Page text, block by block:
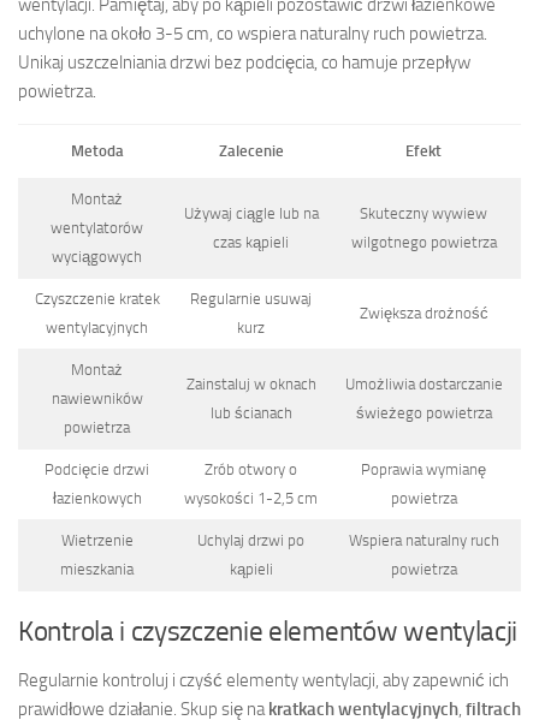
uchylone na około 3-5 cm, co wspiera naturalny ruch powietrza.
Unikaj uszczelniania drzwi bez podcięcia, co hamuje przepływ
powietrza.
Metoda Zalecenie Efekt
Montaż
wentylatorów
wyciągowych
Używaj ciągle lub na
czas kąpieli
Skuteczny wywiew
wilgotnego powietrza
Czyszczenie kratek
wentylacyjnych
Regularnie usuwaj
kurz
Zwiększa drożność
Montaż
nawiewników
powietrza
Zainstaluj w oknach
lub ścianach
Umożliwia dostarczanie
świeżego powietrza
Podcięcie drzwi
łazienkowych
Zrób otwory o
wysokości 1-2,5 cm
Poprawia wymianę
powietrza
Wietrzenie
mieszkania
Uchylaj drzwi po
kąpieli
Wspiera naturalny ruch
powietrza
Kontrola i czyszczenie elementów wentylacji
Regularnie kontroluj i czyść elementy wentylacji, aby zapewnić ich
prawidłowe działanie. Skup się nakratkach wentylacyjnych, filtrach